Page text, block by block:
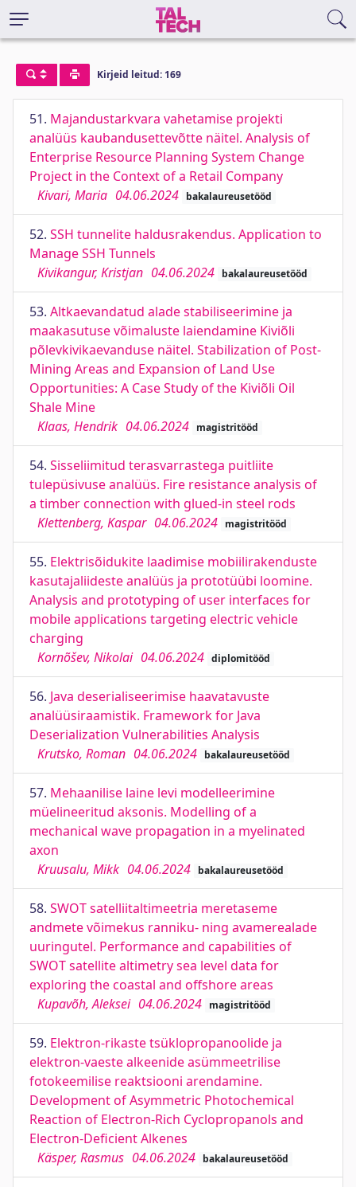
Kirjeid leitud: 169
51. Majandustarkvara vahetamise projekti
analüüs kaubandusettevõtte näitel. Analysis of
Enterprise Resource Planning System Change
Project in the Context of a Retail Company
Kivari, Maria 04.06.2024 bakalaureusetööd
52. SSH tunnelite haldusrakendus. Application to
Manage SSH Tunnels
Kivikangur, Kristjan 04.06.2024 bakalaureusetööd
53. Altkaevandatud alade stabiliseerimine ja
maakasutuse võimaluste laiendamine Kiviõli
põlevkivikaevanduse näitel. Stabilization of Post-
Mining Areas and Expansion of Land Use
Opportunities: A Case Study of the Kiviõli Oil
Shale Mine
Klaas, Hendrik 04.06.2024 magistritööd
54. Sisseliimitud terasvarrastega puitliite
tulepüsivuse analüüs. Fire resistance analysis of
a timber connection with glued-in steel rods
Klettenberg, Kaspar 04.06.2024 magistritööd
55. Elektrisõidukite laadimise mobiilirakenduste
kasutajaliideste analüüs ja prototüübi loomine.
Analysis and prototyping of user interfaces for
mobile applications targeting electric vehicle
charging
Kornõšev, Nikolai 04.06.2024 diplomitööd
56. Java deserialiseerimise haavatavuste
analüüsiraamistik. Framework for Java
Deserialization Vulnerabilities Analysis
Krutsko, Roman 04.06.2024 bakalaureusetööd
57. Mehaanilise laine levi modelleerimine
müelineeritud aksonis. Modelling of a
mechanical wave propagation in a myelinated
axon
Kruusalu, Mikk 04.06.2024 bakalaureusetööd
58. SWOT satelliitaltimeetria meretaseme
andmete võimekus ranniku- ning avamerealade
uuringutel. Performance and capabilities of
SWOT satellite altimetry sea level data for
exploring the coastal and offshore areas
Kupavõh, Aleksei 04.06.2024 magistritööd
59. Elektron-rikaste tsüklopropanoolide ja
elektron-vaeste alkeenide asümmeetrilise
fotokeemilise reaktsiooni arendamine.
Development of Asymmetric Photochemical
Reaction of Electron-Rich Cyclopropanols and
Electron-Deficient Alkenes
Käsper, Rasmus 04.06.2024 bakalaureusetööd